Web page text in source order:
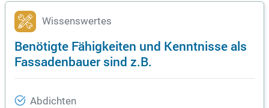
Wissenswertes
Benötigte Fähigkeiten und Kenntnisse als
Fassadenbauer sind z.B.
Abdichten